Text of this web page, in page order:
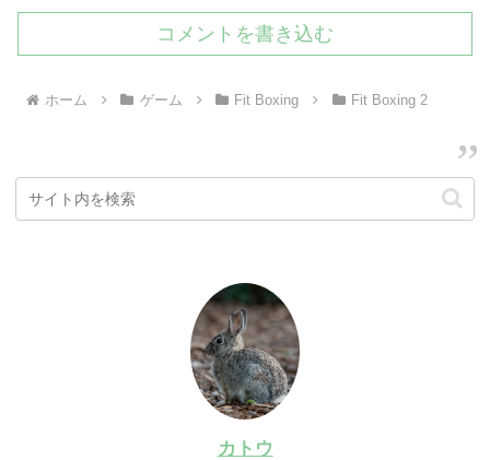
コメントを書き込む
ホーム ゲーム Fit Boxing Fit Boxing 2
カトウ